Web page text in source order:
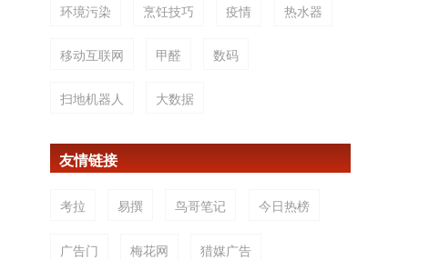
环境污染 烹饪技巧 疫情 热水器
移动互联网 甲醛 数码
扫地机器人 大数据
友情链接
考拉 易撰 鸟哥笔记 今日热榜
广告门 梅花网 猎媒广告